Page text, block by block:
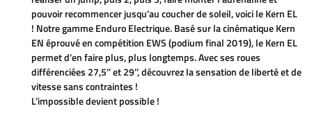
pouvoir recommencer jusqu’au coucher de soleil, voici le Kern EL
! Notre gamme Enduro Electrique. Basé sur la cinématique Kern
EN éprouvé en compétition EWS (podium final 2019), le Kern EL
permet d’en faire plus, plus longtemps. Avec ses roues
différenciées 27,5’’ et 29’’, découvrez la sensation de liberté et de
vitesse sans contraintes !
L’impossible devient possible !